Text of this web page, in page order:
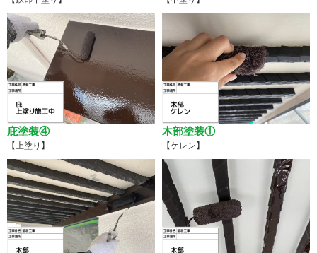
庇塗装④
【上塗り】
木部塗装①
【ケレン】